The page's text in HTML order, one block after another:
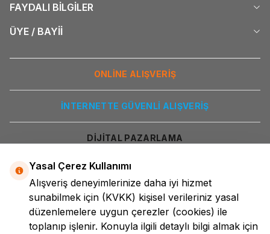
FAYDALI BİLGİLER
ÜYE / BAYİİ
ONLİNE ALIŞVERİŞ
İNTERNETTE GÜVENLİ ALIŞVERİŞ
DİJİTAL PAZARLAMA
Yasal Çerez Kullanımı
Alışveriş deneyimlerinize daha iyi hizmet
sunabilmek için (KVKK) kişisel verileriniz yasal
düzenlemelere uygun çerezler (cookies) ile
toplanıp işlenir. Konuyla ilgili detaylı bilgi almak için